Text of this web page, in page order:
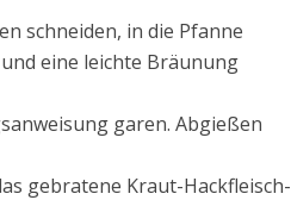
schneiden, in die Pfanne
eine leichte Bräunung
garen. Abgießen
gebratene Kraut-Hackfleisch-